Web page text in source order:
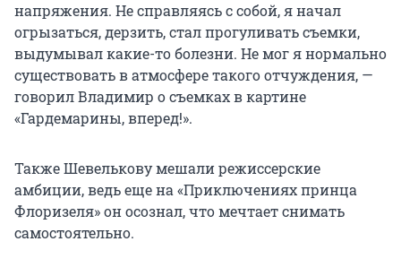
напряжения. Не справляясь с собой, я начал
огрызаться, дерзить, стал прогуливать съемки,
выдумывал какие-то болезни. Не мог я нормально
существовать в атмосфере такого отчуждения, —
говорил Владимир о съемках в картине
«Гардемарины, вперед!».
Также Шевелькову мешали режиссерские
амбиции, ведь еще на «Приключениях принца
Флоризеля» он осознал, что мечтает снимать
самостоятельно.